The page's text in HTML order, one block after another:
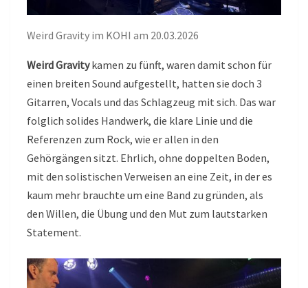
Weird Gravity im KOHI am 20.03.2026
Weird Gravitykamen zu fünft, waren damit schon für
einen breiten Sound aufgestellt, hatten sie doch 3
Gitarren, Vocals und das Schlagzeug mit sich. Das war
folglich solides Handwerk, die klare Linie und die
Referenzen zum Rock, wie er allen in den
Gehörgängen sitzt. Ehrlich, ohne doppelten Boden,
mit den solistischen Verweisen an eine Zeit, in der es
kaum mehr brauchte um eine Band zu gründen, als
den Willen, die Übung und den Mut zum lautstarken
Statement.